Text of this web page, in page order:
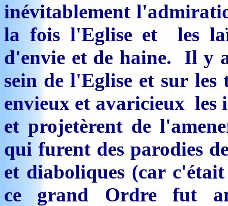
inévitablement
la fois l'Eglise et les
d'envie et de haine. Il y
sein de l'Eglise et sur
envieux et avaricieux les
et projetèrent de
qui furent des parodies
et diaboliques (car
ce grand Ordre fut